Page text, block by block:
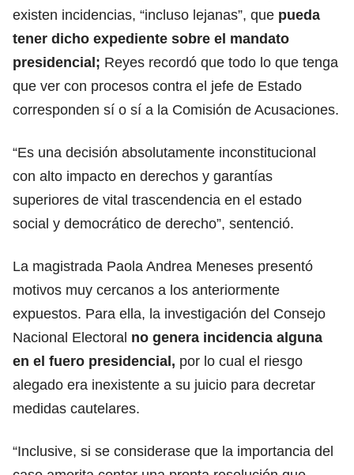
existen incidencias, “incluso lejanas”, que pueda
tener dicho expediente sobre el mandato
presidencial; Reyes recordó que todo lo que tenga
que ver con procesos contra el jefe de Estado
corresponden sí o sí a la Comisión de Acusaciones.
“Es una decisión absolutamente inconstitucional
con alto impacto en derechos y garantías
superiores de vital trascendencia en el estado
social y democrático de derecho”, sentenció.
La magistrada Paola Andrea Meneses presentó
motivos muy cercanos a los anteriormente
expuestos. Para ella, la investigación del Consejo
Nacional Electoral no genera incidencia alguna
en el fuero presidencial, por lo cual el riesgo
alegado era inexistente a su juicio para decretar
medidas cautelares.
“Inclusive, si se considerase que la importancia del